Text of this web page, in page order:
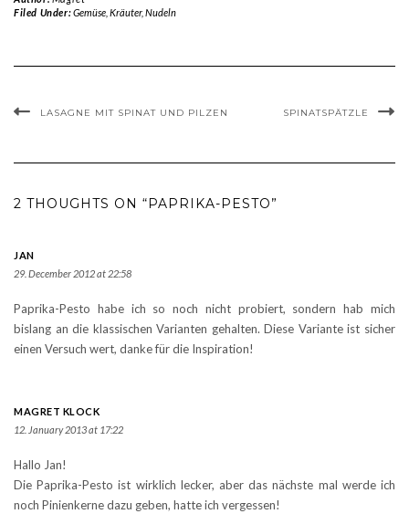
Filed Under:Gemüse, Kräuter, Nudeln
LASAGNE MIT SPINAT UND PILZEN SPINATSPÄTZLE
2 THOUGHTS ON “PAPRIKA-PESTO”
JAN
29. December 2012 at 22:58
Paprika-Pesto habe ich so noch nicht probiert, sondern hab mich
bislang an die klassischen Varianten gehalten. Diese Variante ist sicher
einen Versuch wert, danke für die Inspiration!
MAGRET KLOCK
12. January 2013 at 17:22
Hallo Jan!
Die Paprika-Pesto ist wirklich lecker, aber das nächste mal werde ich
noch Pinienkerne dazu geben, hatte ich vergessen!